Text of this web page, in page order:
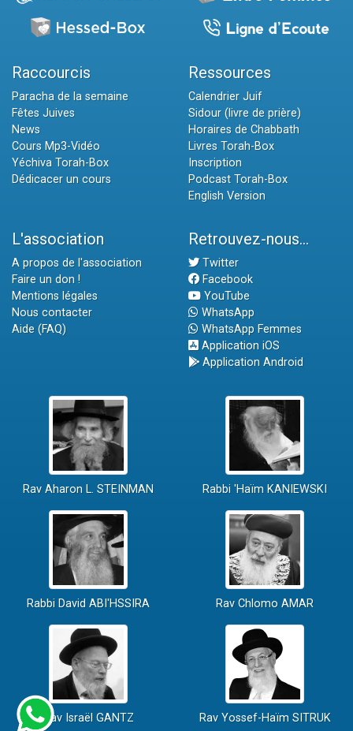
Raccourcis
Paracha de la semaine
Fêtes Juives
News
Cours Mp3-Vidéo
Yéchiva Torah-Box
Dédicacer un cours
Ressources
Calendrier Juif
Sidour (livre de prière)
Horaires de Chabbath
Livres Torah-Box
Inscription
Podcast Torah-Box
English Version
L'association
A propos de l'association
Faire un don !
Mentions légales
Nous contacter
Aide (FAQ)
Retrouvez-nous...
Twitter
Facebook
YouTube
WhatsApp
WhatsApp Femmes
Application iOS
Application Android
Rav Aharon L. STEINMAN Rabbi 'Haïm KANIEWSKI
Rabbi David ABI'HSSIRA Rav Chlomo AMAR
Rav Israël GANTZ Rav Yossef-Haïm SITRUK